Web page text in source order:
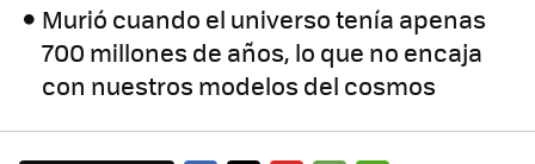
Murió cuando el universo tenía apenas
700 millones de años, lo que no encaja
con nuestros modelos del cosmos